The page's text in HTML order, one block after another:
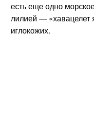
есть еще одно
лилией — «хавацелет
иглокожих.